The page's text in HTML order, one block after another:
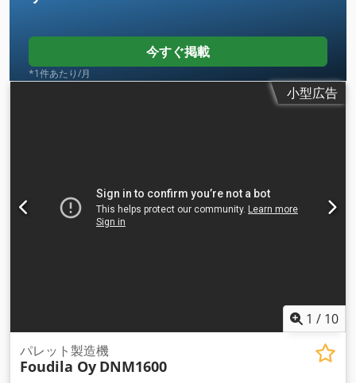
ー。マシンは 10 インチのタッチ スクリーンから制御されま
す。Beckhoff 制御システム。 標準マシンの寸法: - デッキ ボー
ド: 長さ 600 ～ 1600 mm、幅 75 ～ 125 mm、高さ 16 ～ 28
mm - ストリンガー: 長さ 600 ～ 1500 mm、幅 50 ～ 125
の場合) Dkodpfoh Dpwcex Appor マシンの寸法: - 長さ 5000
mm、幅 2500 mm、高さ 1900 mm マシンはCE マーク付き。
この機械には、自動ボード供給およびデッキ/パレット積み重ね
今すぐ掲載
*1件あたり/月
小型広告
1 / 10
パレット製造機
Foudila Oy DNM1600